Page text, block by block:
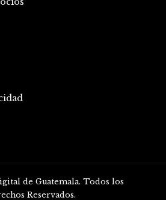
de Guatemala. Todos los
Reservados.